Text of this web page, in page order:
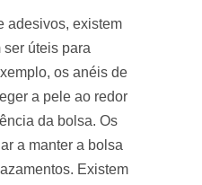
adesivos, existem
úteis para
os anéis de
a pele ao redor
da bolsa. Os
a manter a bolsa
Existem